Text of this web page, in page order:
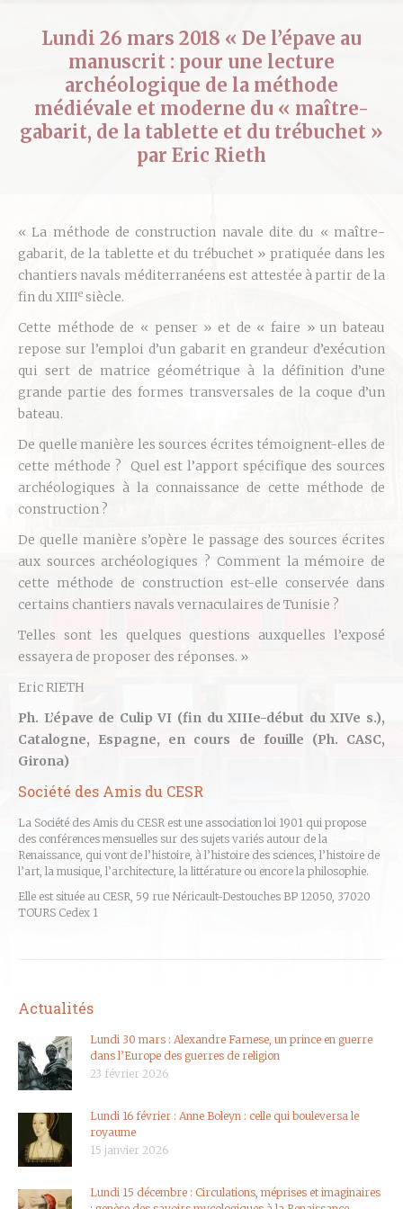
Lundi 26 mars 2018 « De l’épave au
manuscrit : pour une lecture
archéologique de la méthode
médiévale et moderne du « maître-
gabarit, de la tablette et du trébuchet »
par Eric Rieth
« La méthode de construction navale dite du « maître-
gabarit, de la tablette et du trébuchet » pratiquée dans les
chantiers navals méditerranéens est attestée à partir de la
fin du XIIIe siècle.
Cette méthode de « penser » et de « faire » un bateau
repose sur l’emploi d’un gabarit en grandeur d’exécution
qui sert de matrice géométrique à la définition d’une
grande partie des formes transversales de la coque d’un
bateau.
De quelle manière les sources écrites témoignent-elles de
cette méthode ? Quel est l’apport spécifique des sources
archéologiques à la connaissance de cette méthode de
construction ?
De quelle manière s’opère le passage des sources écrites
aux sources archéologiques ? Comment la mémoire de
cette méthode de construction est-elle conservée dans
certains chantiers navals vernaculaires de Tunisie ?
Telles sont les quelques questions auxquelles l’exposé
essayera de proposer des réponses. »
Eric RIETH
Ph. L’épave de Culip VI (fin du XIIIe-début du XIVe s.),
Catalogne, Espagne, en cours de fouille (Ph. CASC,
Girona)
Société des Amis du CESR
La Société des Amis du CESR est une association loi 1901 qui propose
des conférences mensuelles sur des sujets variés autour de la
Renaissance, qui vont de l’histoire, à l’histoire des sciences, l’histoire de
l’art, la musique, l’architecture, la littérature ou encore la philosophie.
Elle est située au CESR, 59 rue Néricault-Destouches BP 12050, 37020
TOURS Cedex 1
Actualités
Lundi 30 mars : Alexandre Farnese, un prince en guerre
dans l’Europe des guerres de religion
23 février 2026
Lundi 16 février : Anne Boleyn : celle qui bouleversa le
royaume
15 janvier 2026
Lundi 15 décembre : Circulations, méprises et imaginaires